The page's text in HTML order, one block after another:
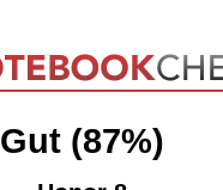
Gut (87%)